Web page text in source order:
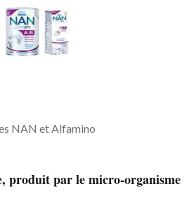
NAN et Alfamino
produit par le micro-organisme